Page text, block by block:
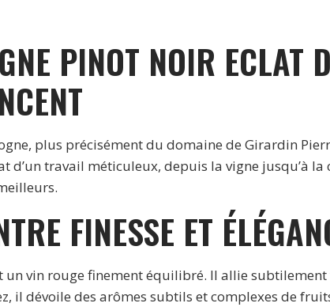
PINOT NOIR ECLAT
plus précisément du domaine de Girardin
d’un travail méticuleux, depuis la vigne jusqu’à
FINESSE ET
un vin rouge finement équilibré. Il allie subtilement
il dévoile des arômes subtils et complexes de